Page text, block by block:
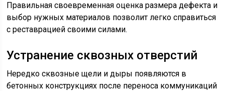
Правильная своевременная оценка размера дефекта и
выбор нужных материалов позволит легко справиться
с реставрацией своими силами.
Устранение сквозных отверстий
Нередко сквозные щели и дыры появляются в
бетонных конструкциях после переноса коммуникаций